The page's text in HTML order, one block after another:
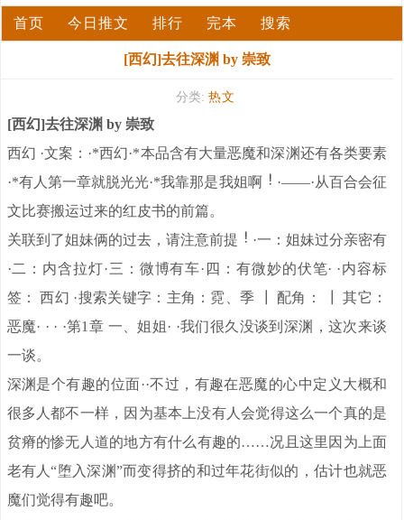
首页 今日推文 排行 完本 搜索
[西幻]去往深渊 by 崇致
分类:热文
[西幻]去往深渊 by 崇致
西幻 ·文案：·*西幻·*本品含有大量恶魔和深渊还有各类要素
·*有人第一章就脱光光·*我靠那是我姐啊
·——·从百合会征
文比赛搬运过来的红皮书的前篇。
关联到了姐妹俩的过去，请注意前提
·一：姐妹过分亲密有
·二：内含拉灯·三：微博有车·四：有微妙的伏笔· ·内容标
签： 西幻 ·搜索关键字：主角：霓、季 ┃ 配角： ┃ 其它：
恶魔· · · ·第1章 一、姐姐· ·我们很久没谈到深渊，这次来谈
一谈。
深渊是个有趣的位面··不过，有趣在恶魔的心中定义大概和
很多人都不一样，因为基本上没有人会觉得这么一个真的是
贫瘠的惨无人道的地方有什么有趣的……况且这里因为上面
老有人“堕入深渊”而变得挤的和过年花街似的，估计也就恶
魔们觉得有趣吧。